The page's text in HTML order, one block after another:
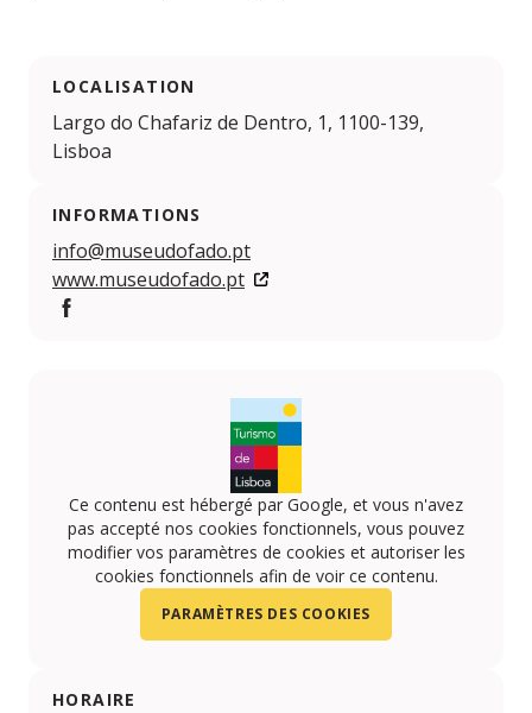
LOCALISATION
Largo do Chafariz de Dentro, 1, 1100-139,
Lisboa
INFORMATIONS
info@museudofado.pt
www.museudofado.pt
Ce contenu est hébergé par Google, et vous n'avez
pas accepté nos cookies fonctionnels, vous pouvez
modifier vos paramètres de cookies et autoriser les
cookies fonctionnels afin de voir ce contenu.
PARAMÈTRES DES COOKIES
HORAIRE